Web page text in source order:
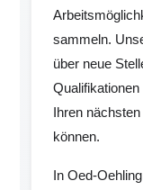
sammeln.
über neue
Ihren
können.
In Oed-